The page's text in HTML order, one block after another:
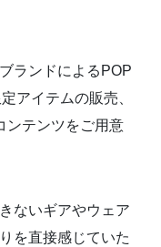
ランドによるPOP
アイテムの販売、
ンテンツをご用意
ないギアやウェア
を直接感じていた